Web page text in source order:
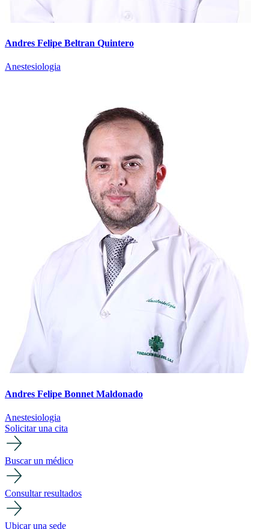
Andres Felipe Beltran Quintero
Anestesiologia
Andres Felipe Bonnet Maldonado
Anestesiologia
Solicitar una cita
Buscar un médico
Consultar resultados
Ubicar una sede